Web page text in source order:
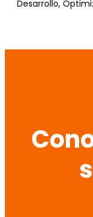
Desarrollo,